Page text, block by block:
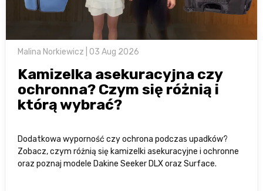
Malina Norkiewicz | 03 Aug 2026
Kamizelka asekuracyjna czy
ochronna? Czym się różnią i
którą wybrać?
Dodatkowa wyporność czy ochrona podczas upadków?
Zobacz, czym różnią się kamizelki asekuracyjne i ochronne
oraz poznaj modele Dakine Seeker DLX oraz Surface.